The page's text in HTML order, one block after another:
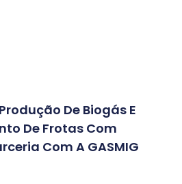
De Biogás E
De Frotas Com
Com A GASMIG